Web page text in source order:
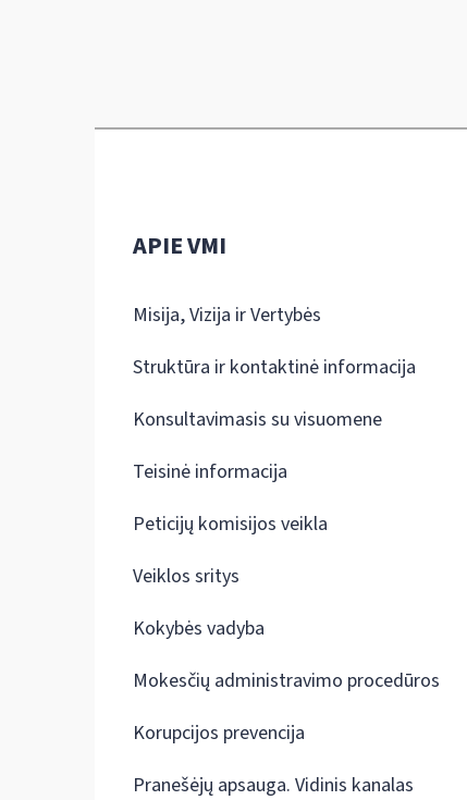
APIE VMI
Misija, Vizija ir Vertybės
Struktūra ir kontaktinė informacija
Konsultavimasis su visuomene
Teisinė informacija
Peticijų komisijos veikla
Veiklos sritys
Kokybės vadyba
Mokesčių administravimo procedūros
Korupcijos prevencija
Pranešėjų apsauga. Vidinis kanalas